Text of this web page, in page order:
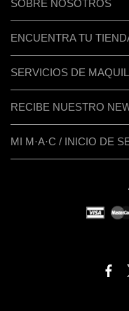
SOBRE NOSOTROS
ENCUENTRA TU
SERVICIOS DE
RECIBE NUESTRO
MI M·A·C / INICIO DE